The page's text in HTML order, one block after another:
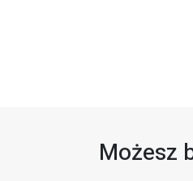
Możesz